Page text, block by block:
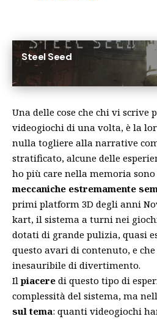
Steel Seed
Una delle cose che chi vi scrive
videogiochi di una volta, è la
nulla togliere alla narrative
stratificato, alcune delle
ho più care nella memoria
meccaniche estremamente
primi platform 3D degli anni
kart, il sistema a turni nei
dotati di grande pulizia, quasi
questo avari di contenuto, e
inesauribile di divertimento.
Ilpiacere di questo tipo di
complessità del sistema, ma
sul tema: quanti videogiochi